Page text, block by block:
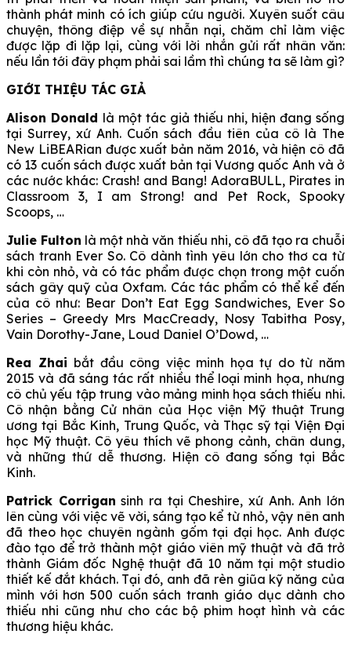
thành phát minh có ích giúp cứu người. Xuyên suốt câu
chuyện, thông điệp về sự nhẫn nại, chăm chỉ làm việc
được lặp đi lặp lại, cùng với lời nhắn gửi rất nhân văn:
nếu lần tới đây phạm phải sai lầm thì chúng ta sẽ làm gì?
GIỚI THIỆU TÁC GIẢ
Alison Donald là một tác giả thiếu nhi, hiện đang sống
tại Surrey, xứ Anh. Cuốn sách đầu tiên của cô là The
New LiBEARian được xuất bản năm 2016, và hiện cô đã
có 13 cuốn sách được xuất bản tại Vương quốc Anh và ở
các nước khác: Crash! and Bang! AdoraBULL, Pirates in
Classroom 3, I am Strong! and Pet Rock, Spooky
Scoops, …
Julie Fulton là một nhà văn thiếu nhi, cô đã tạo ra chuỗi
sách tranh Ever So. Cô dành tình yêu lớn cho thơ ca từ
khi còn nhỏ, và có tác phẩm được chọn trong một cuốn
sách gây quỹ của Oxfam. Các tác phẩm có thể kể đến
của cô như: Bear Don’t Eat Egg Sandwiches, Ever So
Series – Greedy Mrs MacCready, Nosy Tabitha Posy,
Vain Dorothy-Jane, Loud Daniel O’Dowd, …
Rea Zhai bắt đầu công việc minh họa tự do từ năm
2015 và đã sáng tác rất nhiều thể loại minh họa, nhưng
cô chủ yếu tập trung vào mảng minh họa sách thiếu nhi.
Cô nhận bằng Cử nhân của Học viện Mỹ thuật Trung
ương tại Bắc Kinh, Trung Quốc, và Thạc sỹ tại Viện Đại
học Mỹ thuật. Cô yêu thích vẽ phong cảnh, chân dung,
và những thứ dễ thương. Hiện cô đang sống tại Bắc
Kinh.
Patrick Corrigan sinh ra tại Cheshire, xứ Anh. Anh lớn
lên cùng với việc vẽ vời, sáng tạo kể từ nhỏ, vậy nên anh
đã theo học chuyên ngành gốm tại đại học. Anh được
đào tạo để trở thành một giáo viên mỹ thuật và đã trở
thành Giám đốc Nghệ thuật đã 10 năm tại một studio
thiết kế đắt khách. Tại đó, anh đã rèn giũa kỹ năng của
mình với hơn 500 cuốn sách tranh giáo dục dành cho
thiếu nhi cũng như cho các bộ phim hoạt hình và các
thương hiệu khác.